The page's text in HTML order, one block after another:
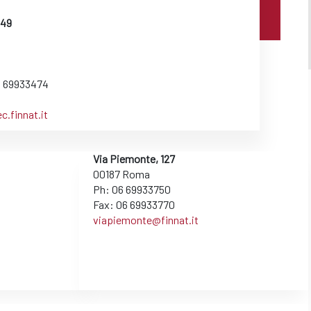
Via Piemonte, 127
00187 Roma
Ph: 06 69933750
Fax: 06 69933770
viapiemonte@finnat.it